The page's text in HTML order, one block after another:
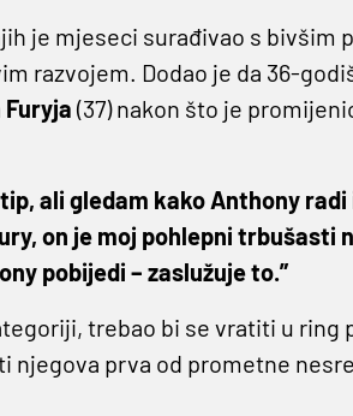
je mjeseci surađivao s bivšim
razvojem. Dodao je da 36-
Furyja (37) nakon što je
ali gledam kako Anthony radi
on je moj pohlepni trbušasti
pobijedi – zaslužuje to.”
trebao bi se vratiti u ring
njegova prva od prometne